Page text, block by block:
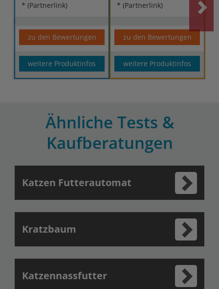
* (Partnerlink) * (Partnerlink)
zu den Bewertungen zu den Bewertungen
weitere Produktinfos weitere Produktinfos
Ähnliche Tests &
Kaufberatungen
Katzen Futterautomat
Kratzbaum
Katzennassfutter